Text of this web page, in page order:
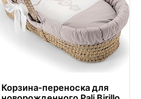
Корзина-переноска для